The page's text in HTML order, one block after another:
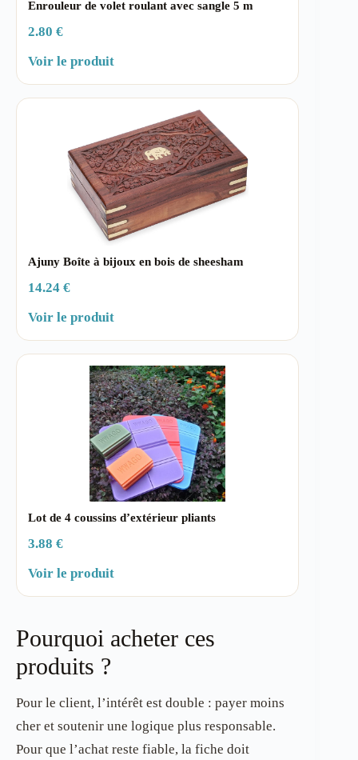
Enrouleur de volet roulant avec sangle 5 m
2.80 €
Voir le produit
Ajuny Boîte à bijoux en bois de sheesham
14.24 €
Voir le produit
Lot de 4 coussins d’extérieur pliants
3.88 €
Voir le produit
Pourquoi acheter ces
produits ?
Pour le client, l’intérêt est double : payer moins
cher et soutenir une logique plus responsable.
Pour que l’achat reste fiable, la fiche doit